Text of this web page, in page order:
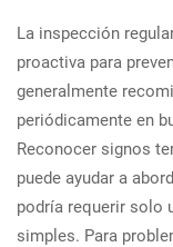
La inspección
proactiva para
generalmente
periódicamente en
Reconocer signos
puede ayudar a
podría requerir solo
simples. Para